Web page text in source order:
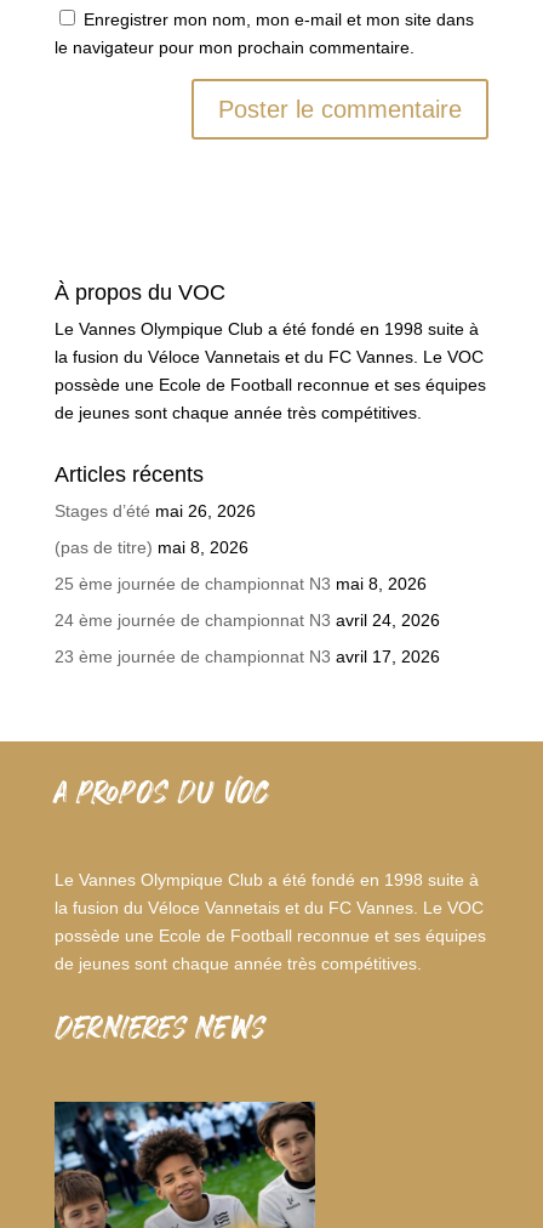
Enregistrer mon nom, mon e-mail et mon site dans
le navigateur pour mon prochain commentaire.
À propos du VOC
Le Vannes Olympique Club a été fondé en 1998 suite à
la fusion du Véloce Vannetais et du FC Vannes. Le VOC
possède une Ecole de Football reconnue et ses équipes
de jeunes sont chaque année très compétitives.
Articles récents
Stages d’été mai 26, 2026
(pas de titre) mai 8, 2026
25 ème journée de championnat N3 mai 8, 2026
24 ème journée de championnat N3 avril 24, 2026
23 ème journée de championnat N3 avril 17, 2026
A PROPOS DU VOC
Le Vannes Olympique Club a été fondé en 1998 suite à
la fusion du Véloce Vannetais et du FC Vannes. Le VOC
possède une Ecole de Football reconnue et ses équipes
de jeunes sont chaque année très compétitives.
dernieres news